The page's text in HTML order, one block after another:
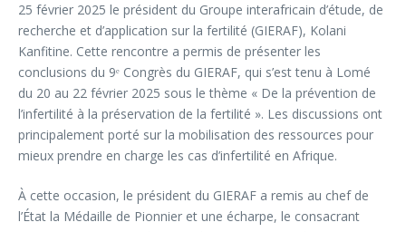
25 février 2025 le président du Groupe interafricain d’étude, de
recherche et d’application sur la fertilité (GIERAF), Kolani
Kanfitine. Cette rencontre a permis de présenter les
conclusions du 9ᵉ Congrès du GIERAF, qui s’est tenu à Lomé
du 20 au 22 février 2025 sous le thème « De la prévention de
l’infertilité à la préservation de la fertilité ». Les discussions ont
principalement porté sur la mobilisation des ressources pour
mieux prendre en charge les cas d’infertilité en Afrique.
À cette occasion, le président du GIERAF a remis au chef de
l’État la Médaille de Pionnier et une écharpe, le consacrant